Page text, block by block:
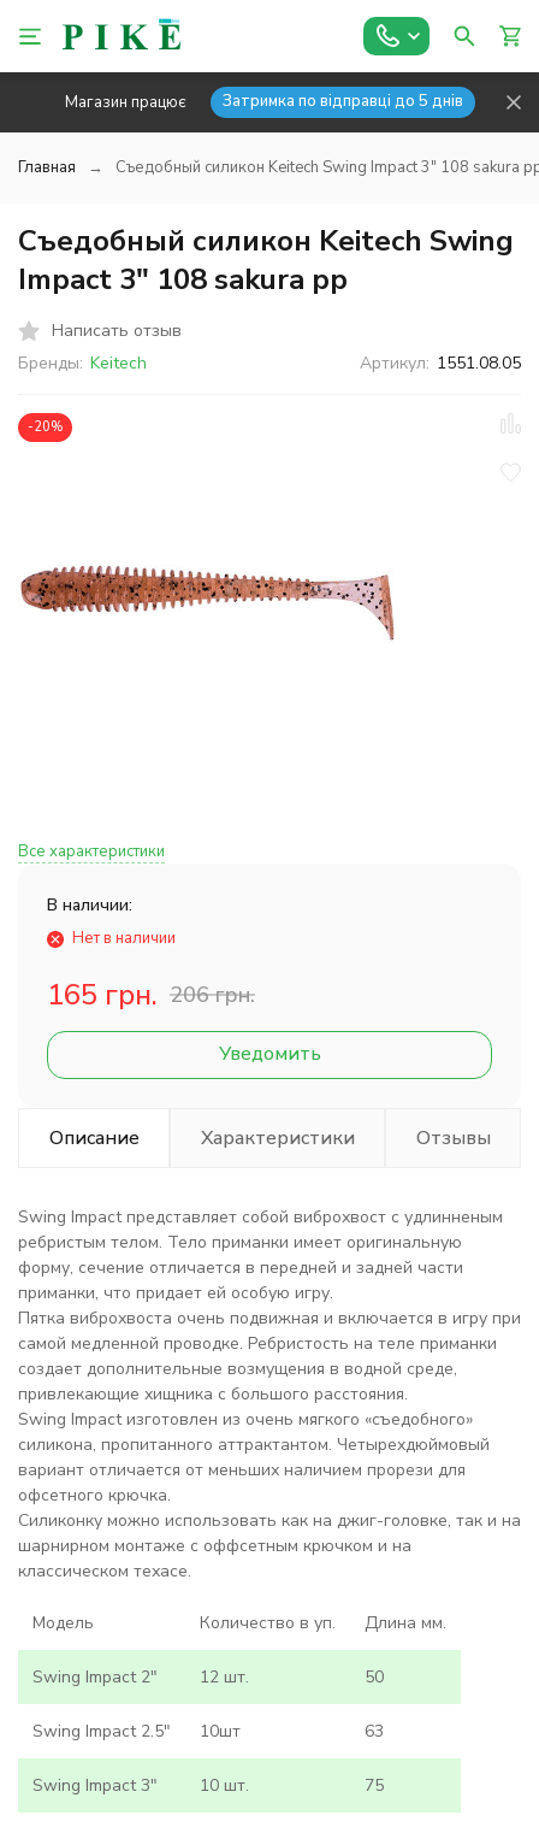
Магазин працює Затримка по відправці до 5 днів
Главная Съедобный силикон Keitech Swing Impact 3" 108 sakura
Съедобный силикон Keitech Swing
Impact 3" 108 sakura pp
Написать отзыв
Бренды: Keitech Артикул: 1551.08.05
-20%
Все характеристики
В наличии:
Нет в наличии
165 грн. 206 грн.
Уведомить
Описание Характеристики Отзывы
Swing Impact представляет собой виброхвост с удлинненым
ребристым телом. Тело приманки имеет оригинальную
форму, сечение отличается в передней и задней части
приманки, что придает ей особую игру.
Пятка виброхвоста очень подвижная и включается в игру при
самой медленной проводке. Ребристость на теле приманки
создает дополнительные возмущения в водной среде,
привлекающие хищника с большого расстояния.
Swing Impact изготовлен из очень мягкого «съедобного»
силикона, пропитанного аттрактантом. Четырехдюймовый
вариант отличается от меньших наличием прорези для
офсетного крючка.
Силиконку можно использовать как на джиг-головке, так и на
шарнирном монтаже с оффсетным крючком и на
классическом техасе.
Модель Количество в уп. Длина мм.
Swing Impact 2" 12 шт. 50
Swing Impact 2.5" 10шт 63
Swing Impact 3" 10 шт. 75